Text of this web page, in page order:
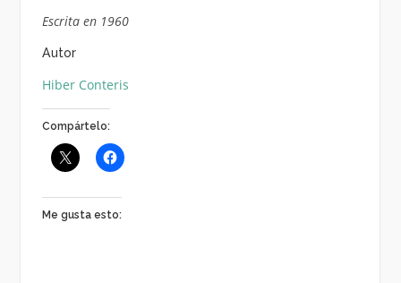
Escrita en 1960
Autor
Hiber Conteris
Compártelo:
Me gusta esto: